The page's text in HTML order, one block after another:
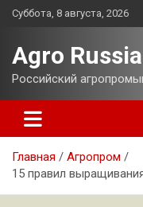
Перейти
Суббота, 8 августа, 2026
Agro
Российский
Главная
Агропром
15 правил